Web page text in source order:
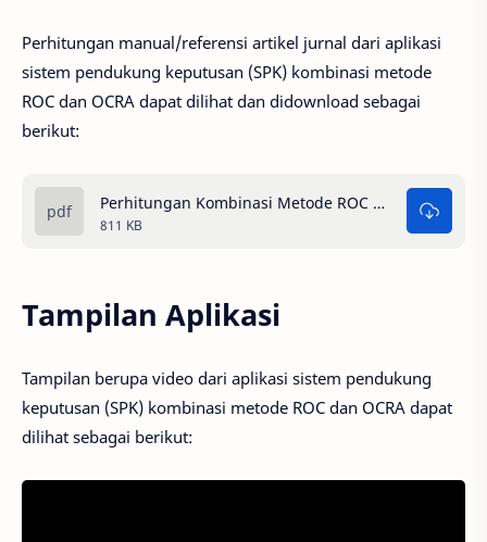
Perhitungan manual/referensi artikel jurnal dari aplikasi
sistem pendukung keputusan (SPK) kombinasi metode
ROC dan OCRA dapat dilihat dan didownload sebagai
berikut:
Perhitungan Kombinasi Metode ROC Dan OCRA.pdf
811 KB
Tampilan Aplikasi
Tampilan berupa video dari aplikasi sistem pendukung
keputusan (SPK) kombinasi metode ROC dan OCRA dapat
dilihat sebagai berikut: